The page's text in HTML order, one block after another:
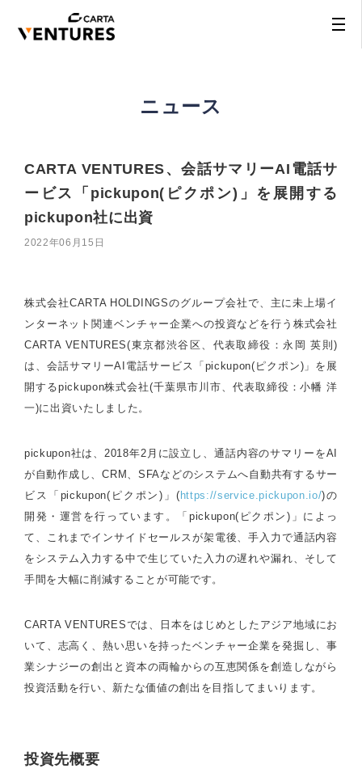
ニュース
CARTA VENTURES、会話サマリーAI電話サ
ービス「pickupon(ピクポン)」を展開する
pickupon社に出資
2022年06月15日
株式会社CARTA HOLDINGSのグループ会社で、主に未上場イ
ンターネット関連ベンチャー企業への投資などを行う株式会社
CARTA VENTURES(東京都渋谷区、代表取締役：永岡 英則)
は、会話サマリーAI電話サービス「pickupon(ピクポン)」を展
開するpickupon株式会社(千葉県市川市、代表取締役：小幡 洋
一)に出資いたしました。
pickupon社は、2018年2月に設立し、通話内容のサマリーをAI
が自動作成し、CRM、SFAなどのシステムへ自動共有するサー
ビス「pickupon(ピクポン)」( https://service.pickupon.io/)の
開発・運営を行っています。「pickupon(ピクポン)」によっ
て、これまでインサイドセールスが架電後、手入力で通話内容
をシステム入力する中で生じていた入力の遅れや漏れ、そして
手間を大幅に削減することが可能です。
CARTA VENTURESでは、日本をはじめとしたアジア地域にお
いて、志高く、熱い思いを持ったベンチャー企業を発掘し、事
業シナジーの創出と資本の両輪からの互恵関係を創造しながら
投資活動を行い、新たな価値の創出を目指してまいります。
投資先概要